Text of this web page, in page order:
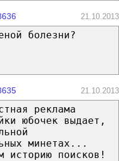
21.10.2013
болезни?
21.10.2013
реклама
юбочек выдает,
минетах...
историю поисков!